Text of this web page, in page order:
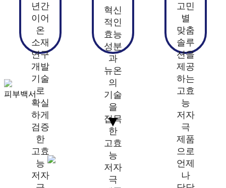
년간
이어
온
소재
연구
개발
기술
로
확실
하게
검증
한
고효
능
저자
혁신
적인
효능
성분
과
뉴온
의
기술
을
접목
한
고효
능
저자
극
고민
별
맞춤
솔루
션을
제공
하는
고효
능
저자
극
제품
으로
언제
나
피부백서
▼